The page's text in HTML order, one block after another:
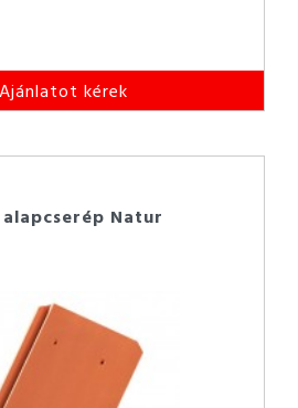
Ajánlatot kérek
Natur